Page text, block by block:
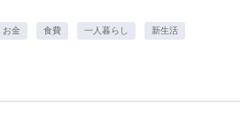
お金 食費 一人暮らし 新生活